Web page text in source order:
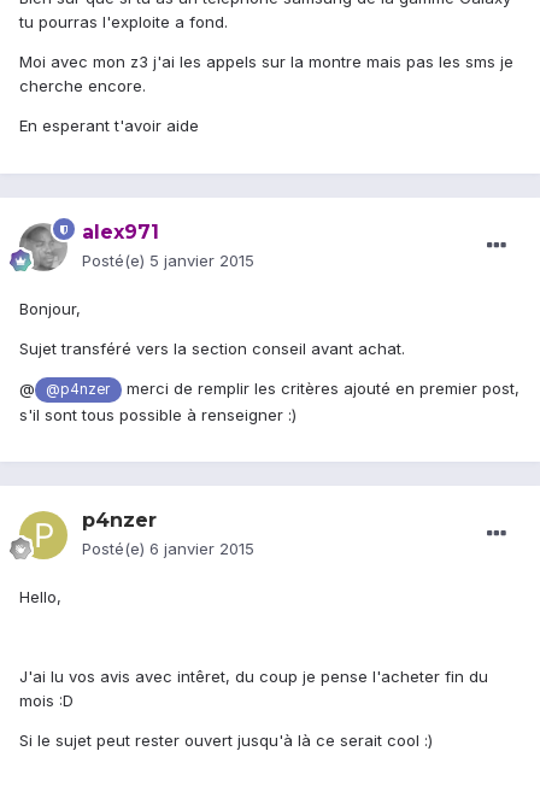
tu pourras l'exploite a fond.
Moi avec mon z3 j'ai les appels sur la montre mais pas les sms je
cherche encore.
En esperant t'avoir aide
alex971
Posté(e) 5 janvier 2015
Bonjour,
Sujet transféré vers la section conseil avant achat.
@ @p4nzer
merci de remplir les critères ajouté en premier post,
s'il sont tous possible à renseigner :)
p4nzer
Posté(e) 6 janvier 2015
Hello,
J'ai lu vos avis avec intêret, du coup je pense l'acheter fin du
mois :D
Si le sujet peut rester ouvert jusqu'à là ce serait cool :)